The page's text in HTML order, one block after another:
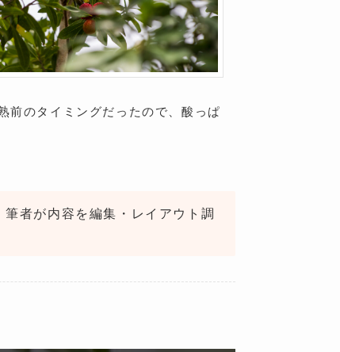
前のタイミングだったので、酸っぱ
者が内容を編集・レイアウト調